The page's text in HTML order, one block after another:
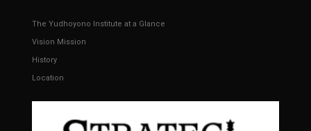
The Yudhoyono Institute at a Glance
Vision Mission
History
Location